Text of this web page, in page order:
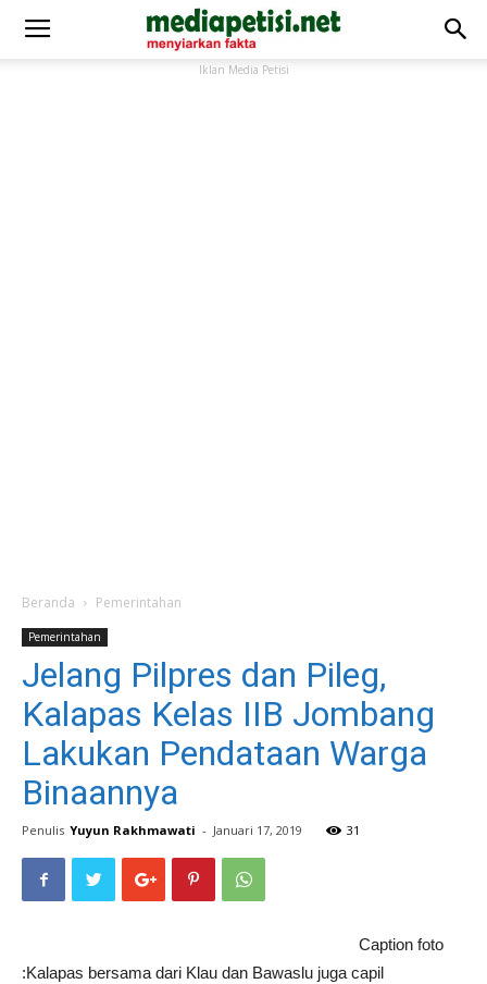
Iklan Media Petisi
Beranda Pemerintahan
Pemerintahan
Jelang Pilpres dan Pileg,
Kalapas Kelas IIB Jombang
Lakukan Pendataan Warga
Binaannya
Penulis Yuyun Rakhmawati - Januari 17, 2019 31
Caption foto
:Kalapas bersama dari Klau dan Bawaslu juga capil